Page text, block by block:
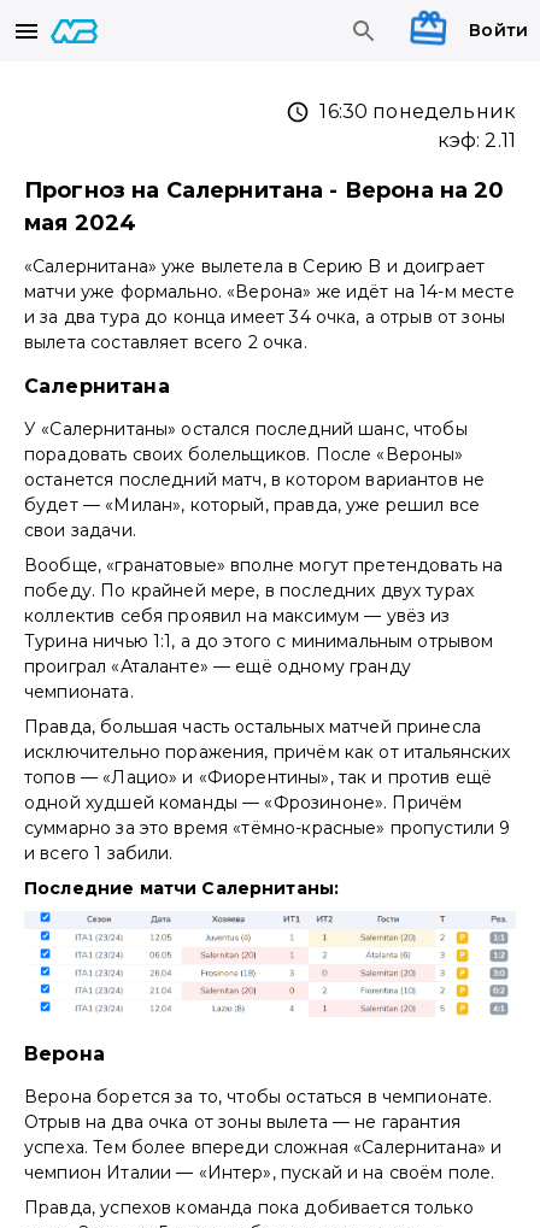
Войти
16:30 понедельник
кэф:2.11
Прогноз на Салернитана - Верона на 20
мая 2024
«Салернитана» уже вылетела в Серию B и доиграет
матчи уже формально. «Верона» же идёт на 14-м месте
и за два тура до конца имеет 34 очка, а отрыв от зоны
вылета составляет всего 2 очка.
Салернитана
У «Салернитаны» остался последний шанс, чтобы
порадовать своих болельщиков. После «Вероны»
останется последний матч, в котором вариантов не
будет — «Милан», который, правда, уже решил все
свои задачи.
Вообще, «гранатовые» вполне могут претендовать на
победу. По крайней мере, в последних двух турах
коллектив себя проявил на максимум — увёз из
Турина ничью 1:1, а до этого с минимальным отрывом
проиграл «Аталанте» — ещё одному гранду
чемпионата.
Правда, большая часть остальных матчей принесла
исключительно поражения, причём как от итальянских
топов — «Лацио» и «Фиорентины», так и против ещё
одной худшей команды — «Фрозиноне». Причём
суммарно за это время «тёмно-красные» пропустили 9
и всего 1 забили.
Последние матчи Салернитаны:
Верона
Верона борется за то, чтобы остаться в чемпионате.
Отрыв на два очка от зоны вылета — не гарантия
успеха. Тем более впереди сложная «Салернитана» и
чемпион Италии — «Интер», пускай и на своём поле.
Правда, успехов команда пока добивается только